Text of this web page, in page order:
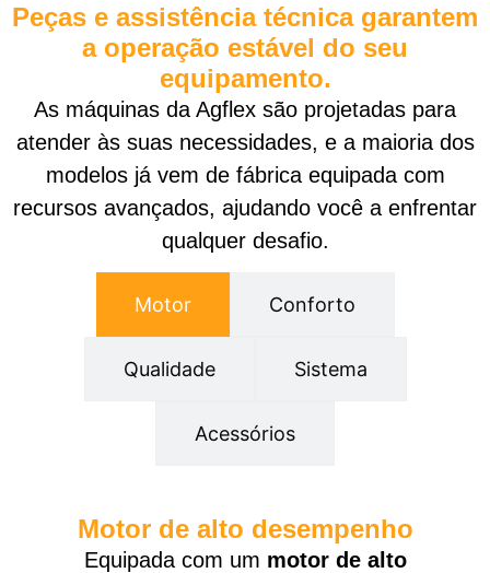
Peças e assistência técnica garantem
a operação estável do seu
equipamento.
As máquinas da Agflex são projetadas para
atender às suas necessidades, e a maioria dos
modelos já vem de fábrica equipada com
recursos avançados, ajudando você a enfrentar
qualquer desafio.
Motor Conforto
Qualidade Sistema
Acessórios
Motor de alto desempenho
Equipada com um motor de alto